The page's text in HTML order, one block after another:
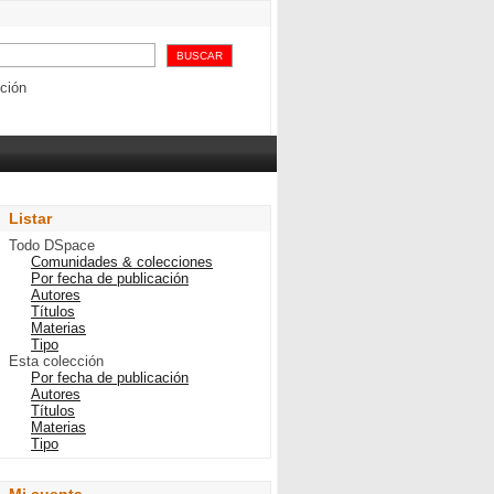
Aduanas: prefacio,
drogas
Listar
Todo DSpace
Comunidades & colecciones
Por fecha de publicación
Autores
Títulos
Materias
Tipo
Esta colección
Por fecha de publicación
Autores
Títulos
Materias
Tipo